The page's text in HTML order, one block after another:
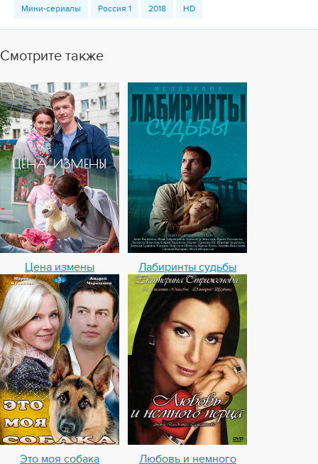
Мини-сериалы Россия 1 2018 HD
Смотрите также
Цена измены Лабиринты судьбы
Это моя собака
Любовь и немного